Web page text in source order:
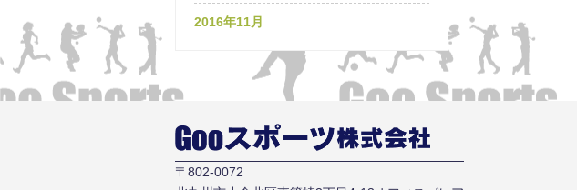
2016年11月
〒802-0072